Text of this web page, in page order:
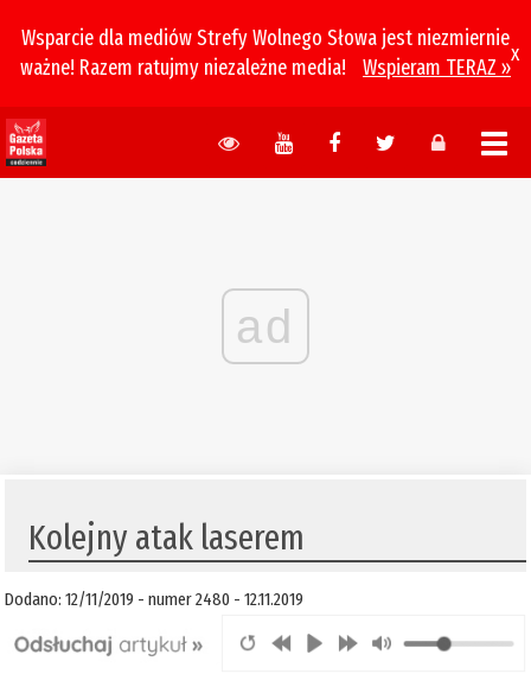
Wsparcie dla mediów Strefy Wolnego Słowa jest niezmiernie
ważne! Razem ratujmy niezależne media!
Wspieram TERAZ »
x
ad
Kolejny atak laserem
Dodano: 12/11/2019 - numer 2480 - 12.11.2019